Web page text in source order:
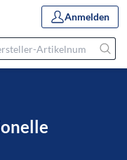
Anmelden